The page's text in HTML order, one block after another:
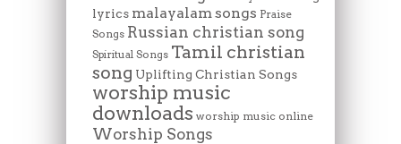
lyrics malayalam songs Praise
Songs Russian christian song
Spiritual Songs Tamil christian
song Uplifting Christian Songs
worship music
downloads worship music online
Worship Songs